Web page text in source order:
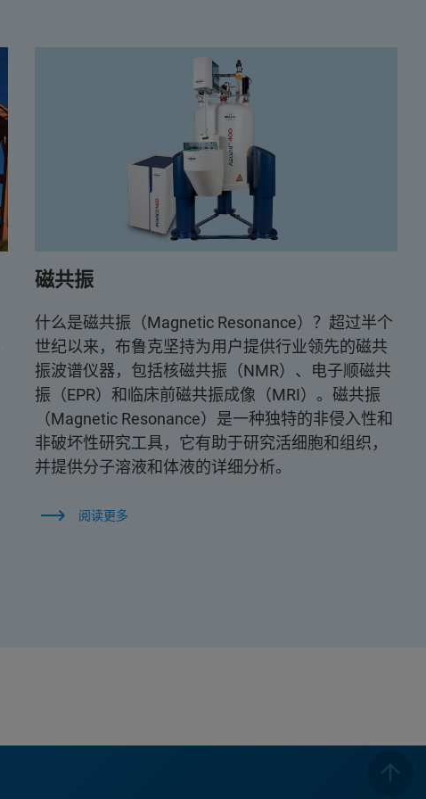
磁共振
什么是磁共振（Magnetic Resonance）？超过半个
世纪以来，布鲁克坚持为用户提供行业领先的磁共
振波谱仪器，包括核磁共振（NMR）、电子顺磁共
振（EPR）和临床前磁共振成像（MRI）。磁共振
（Magnetic Resonance）是一种独特的非侵入性和
非破坏性研究工具，它有助于研究活细胞和组织，
并提供分子溶液和体液的详细分析。
阅读更多